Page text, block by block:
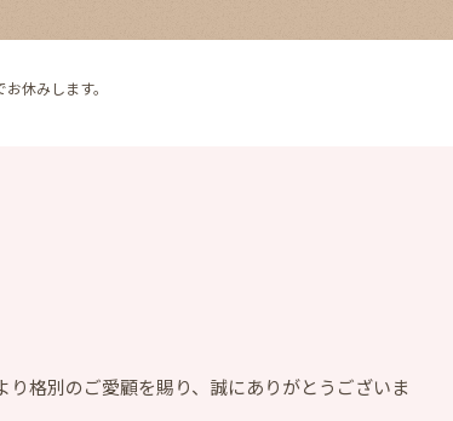
休みします。
り格別のご愛顧を賜り、誠にありがとうございま